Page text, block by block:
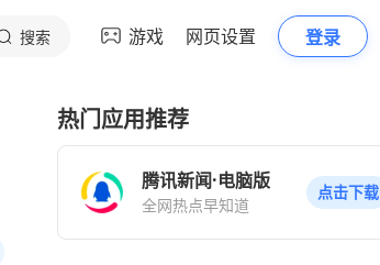
搜索 游戏 网页设置 登录
热门应用推荐
腾讯新闻·电脑版
全网热点早知道
点击下载